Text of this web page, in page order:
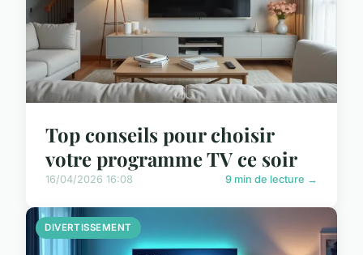
Top conseils pour choisir
votre programme TV ce soir
16/04/2026 16:08 9 min de lecture →
DIVERTISSEMENT